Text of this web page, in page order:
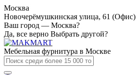
Москва
Новочерёмушкинская улица, 61 (Офис)
Ваш город — Москва?
Да, все верно Выбрать другой?
Мебельная фурнитура в Москве